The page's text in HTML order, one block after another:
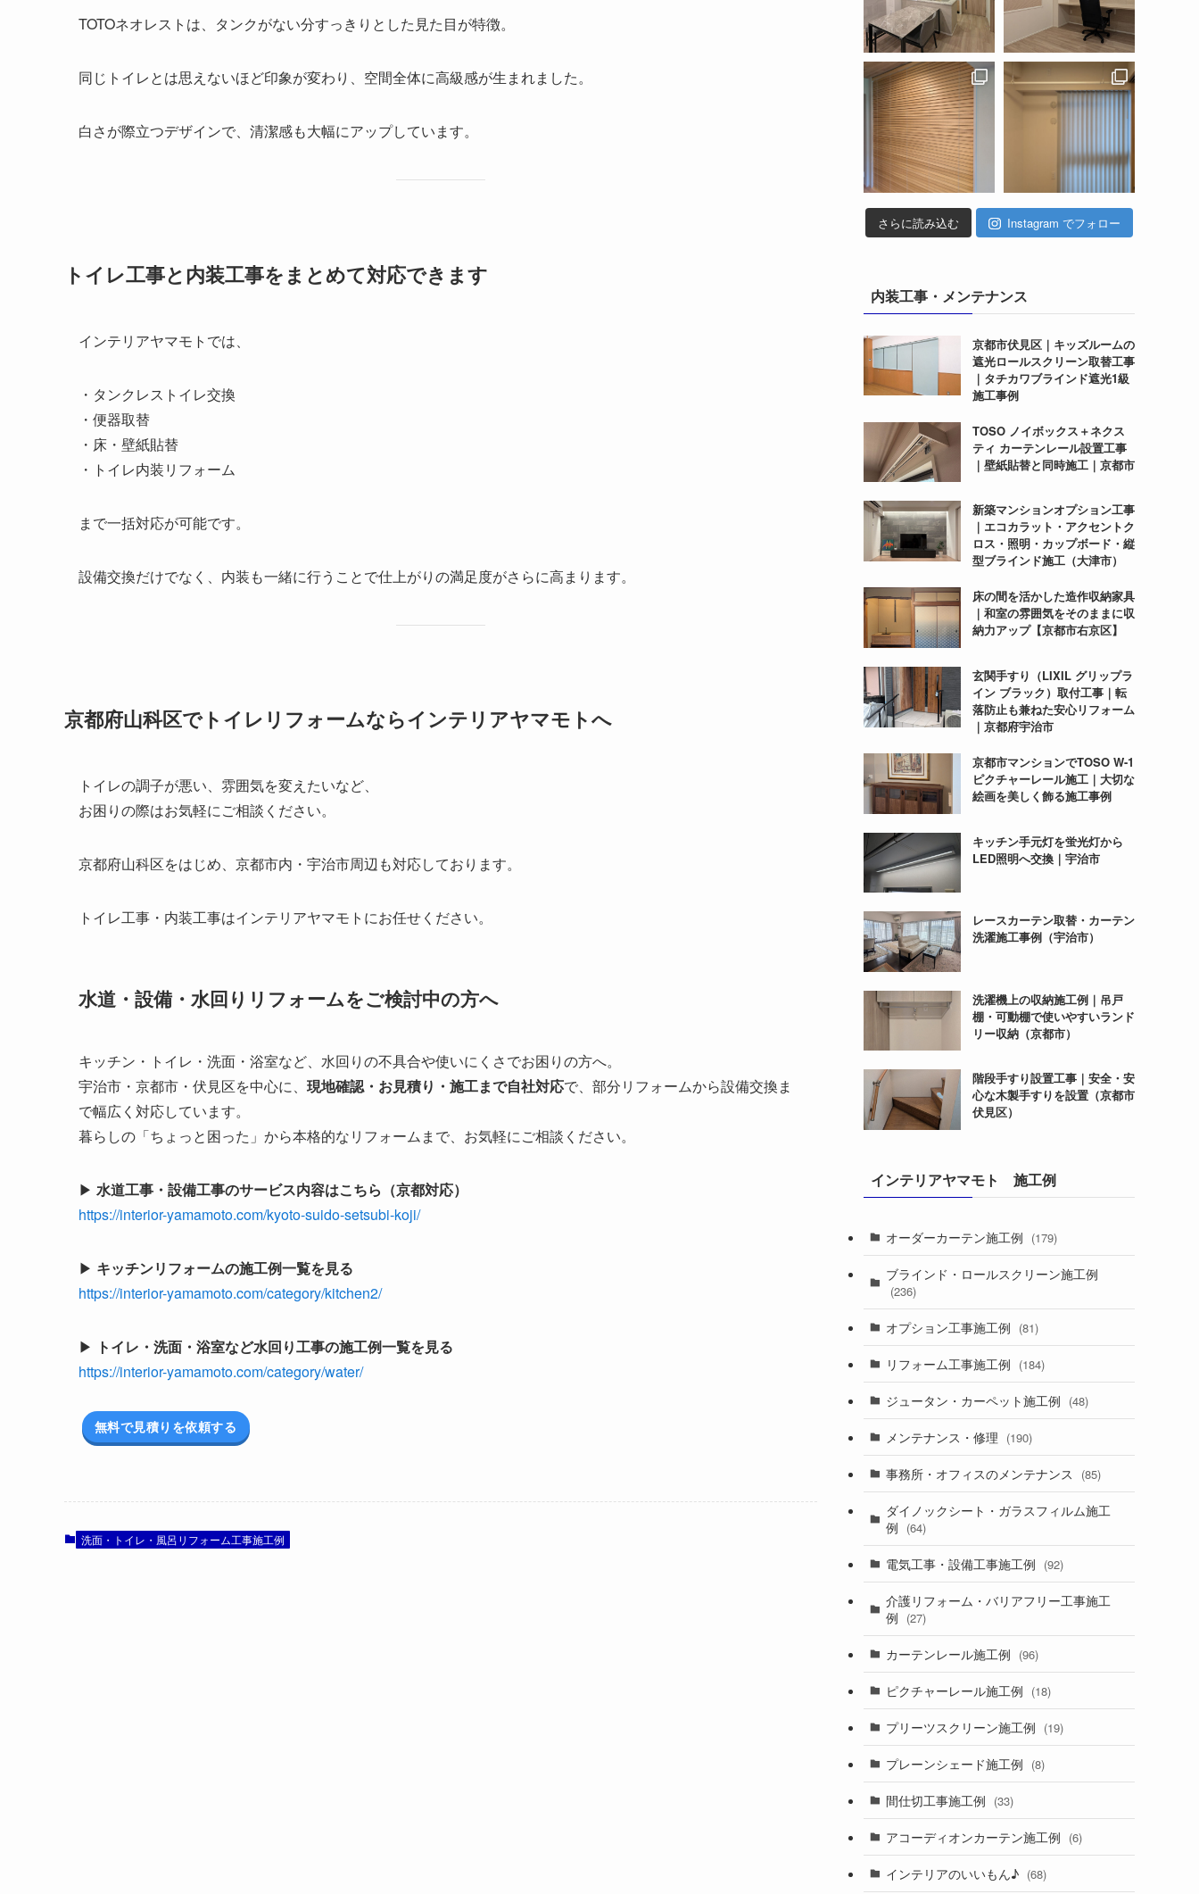
TOTOネオレストは、タンクがない分すっきりとした見た目が特徴。
同じトイレとは思えないほど印象が変わり、空間全体に高級感が生まれました。
白さが際立つデザインで、清潔感も大幅にアップしています。
トイレ工事と内装工事をまとめて対応できます
インテリアヤマモトでは、
・タンクレストイレ交換
・便器取替
・床・壁紙貼替
・トイレ内装リフォーム
まで一括対応が可能です。
設備交換だけでなく、内装も一緒に行うことで仕上がりの満足度がさらに高まります。
京都府山科区でトイレリフォームならインテリアヤマモトへ
トイレの調子が悪い、雰囲気を変えたいなど、
お困りの際はお気軽にご相談ください。
京都府山科区をはじめ、京都市内・宇治市周辺も対応しております。
トイレ工事・内装工事はインテリアヤマモトにお任せください。
水道・設備・水回りリフォームをご検討中の方へ
キッチン・トイレ・洗面・浴室など、水回りの不具合や使いにくさでお困りの方へ。
宇治市・京都市・伏見区を中心に、 現地確認・お見積り・施工まで自社対応で、部分リフォームから設備交換ま
で幅広く対応しています。
暮らしの「ちょっと困った」から本格的なリフォームまで、お気軽にご相談ください。
▶ 水道工事・設備工事のサービス内容はこちら（京都対応）
https://interior-yamamoto.com/kyoto-suido-setsubi-koji/
▶ キッチンリフォームの施工例一覧を見る
https://interior-yamamoto.com/category/kitchen2/
▶ トイレ・洗面・浴室など水回り工事の施工例一覧を見る
https://interior-yamamoto.com/category/water/
無料で見積りを依頼する
洗面・トイレ・風呂リフォーム工事施工例
さらに読み込む Instagram でフォロー
内装工事・メンテナンス
京都市伏見区｜キッズルームの
遮光ロールスクリーン取替工事
｜タチカワブラインド遮光1級
施工事例
TOSO ノイボックス＋ネクス
ティ カーテンレール設置工事
｜壁紙貼替と同時施工｜京都市
新築マンションオプション工事
｜エコカラット・アクセントク
ロス・照明・カップボード・縦
型ブラインド施工（大津市）
床の間を活かした造作収納家具
｜和室の雰囲気をそのままに収
納力アップ【京都市右京区】
玄関手すり（LIXIL グリップラ
イン ブラック）取付工事｜転
落防止も兼ねた安心リフォーム
｜京都府宇治市
京都市マンションでTOSO W-1
ピクチャーレール施工｜大切な
絵画を美しく飾る施工事例
キッチン手元灯を蛍光灯から
LED照明へ交換｜宇治市
レースカーテン取替・カーテン
洗濯施工事例（宇治市）
洗濯機上の収納施工例｜吊戸
棚・可動棚で使いやすいランド
リー収納（京都市）
階段手すり設置工事｜安全・安
心な木製手すりを設置（京都市
伏見区）
インテリアヤマモト 施工例
オーダーカーテン施工例 (179)
ブラインド・ロールスクリーン施工例
(236)
オプション工事施工例 (81)
リフォーム工事施工例 (184)
ジュータン・カーペット施工例 (48)
メンテナンス・修理 (190)
事務所・オフィスのメンテナンス (85)
ダイノックシート・ガラスフィルム施工
例 (64)
電気工事・設備工事施工例 (92)
介護リフォーム・バリアフリー工事施工
例 (27)
カーテンレール施工例 (96)
ピクチャーレール施工例 (18)
プリーツスクリーン施工例 (19)
プレーンシェード施工例 (8)
間仕切工事施工例 (33)
アコーディオンカーテン施工例 (6)
インテリアのいいもん♪ (68)